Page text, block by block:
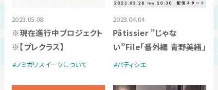
2023.05.08
※現在進行中プロジェクト
※【プレクラス】
ノミガワスイーツについて
2023.04.04
Pâtissier ”じゃな
い”File「番外編 青野美緒」
パティシエ